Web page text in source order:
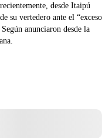
desde Itaipú
su vertedero ante el “exceso
anunciaron desde la